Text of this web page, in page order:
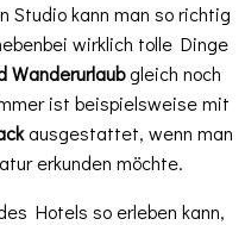
Studio kann man so richtig
wirklich tolle Dinge
Wanderurlaubgleich noch
ist beispielsweise mit
ausgestattet, wenn man
erkunden möchte.
Hotels so erleben kann,